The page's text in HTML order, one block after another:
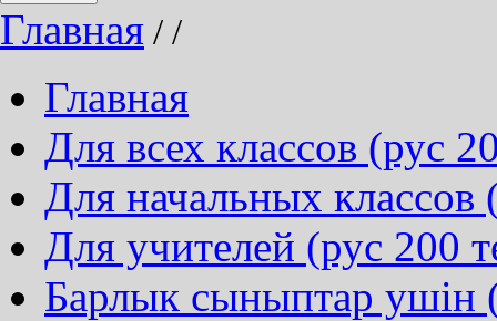
Главная / /
Главная
Для всех классов (рус
Для начальных классов
Для учителей (рус 200
Барлык сыныптар ушін